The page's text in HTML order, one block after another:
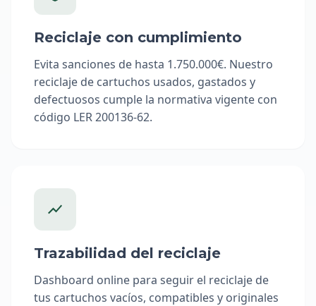
Reciclaje con cumplimiento
Evita sanciones de hasta 1.750.000€. Nuestro
reciclaje de cartuchos usados, gastados y
defectuosos cumple la normativa vigente con
código LER 200136-62.
Trazabilidad del reciclaje
Dashboard online para seguir el reciclaje de
tus cartuchos vacíos, compatibles y originales